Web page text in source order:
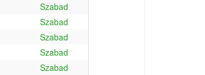
Szabad
Szabad
Szabad
Szabad
Szabad